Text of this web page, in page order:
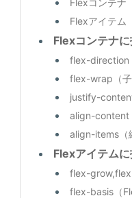
Flexアイテム
Flexコンテナ
flex-direction
flex-wrap（子
justify-
align-content
align-items（
Flexアイテム
flex-
flex-basis（